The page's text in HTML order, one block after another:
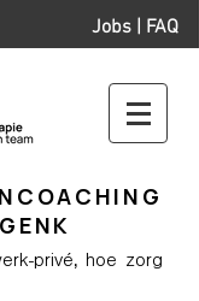
Jobs | FAQ
privé, hoe zorg